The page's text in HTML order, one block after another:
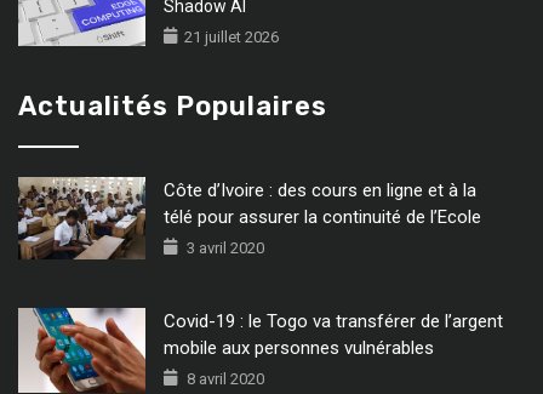
Shadow AI
21 juillet 2026
Actualités Populaires
Côte d’Ivoire : des cours en ligne et à la
télé pour assurer la continuité de l’Ecole
3 avril 2020
Covid-19 : le Togo va transférer de l’argent
mobile aux personnes vulnérables
8 avril 2020